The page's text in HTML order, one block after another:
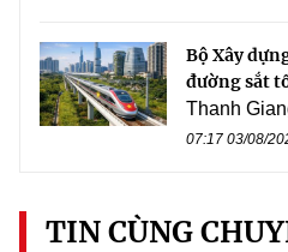
Bộ Xây
đường sắt
Thanh
07:17 03/08/
TIN CÙNG